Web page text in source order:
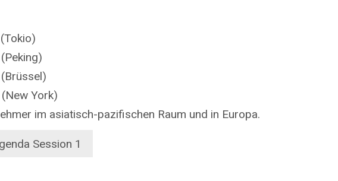
York)
im asiatisch-pazifischen Raum und in Europa.
Session 1